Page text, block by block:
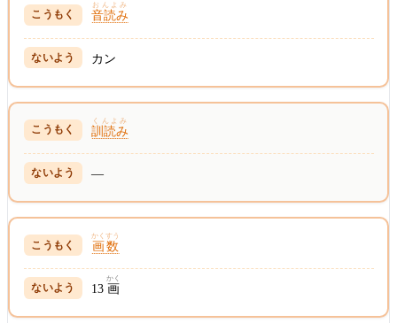
音読み
おんよみ
カン
訓読み
くんよみ
—
画数
かくすう
13 画
かく